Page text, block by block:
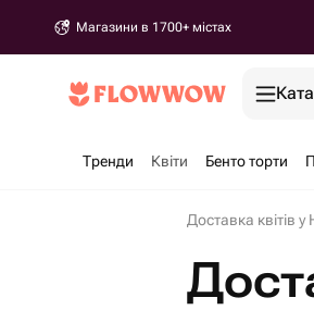
Магазини в 1700+ містах
Тренди Квіти Бенто торти
Доставка квітів